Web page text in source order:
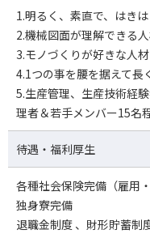
1.明るく、素直で、はき
2.機械図面が理解できる
3.モノづくりが好きな人材
4.1つの事を腰を据えて長
5.生産管理、生産技術経
理者＆若手メンバー15名
待遇・福利厚生
各種社会保険完備（雇用
独身寮完備
退職金制度 、財形貯蓄制